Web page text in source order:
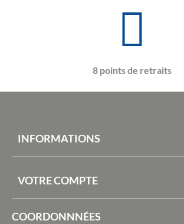
8 points de retraits
INFORMATIONS
VOTRE COMPTE
COORDONNNÉES